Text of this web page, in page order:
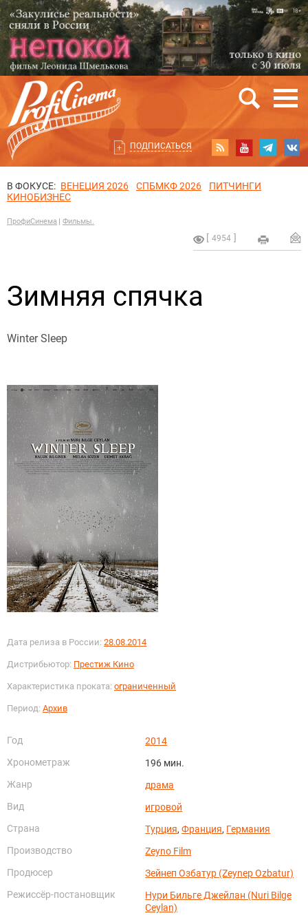
ПОДПИСАТЬСЯ
В ФОКУСЕ: ВЕНЕЦИЯ 2026 СПБМКФ 2026
ПИТЧИНГИ
КИНОБИЗНЕС
ПрофиСинема Фильмы.
4954
Зимняя спячка
Winter Sleep
Дата релиза в России: 28.08.2014
Дистрибьютор: Престиж Кино
Характеристика проката: ограниченный
Период: Архив
Год
2014
Хронометраж
196 мин.
Жанр
драма
Вид
игровой
Страна
Турция,Франция, Германия
Производство
Zeyno Film
Продюсер
Зейнеп Озбатур (Zeynep Ozbatur)
Режиссёр-постановщик
Нури Бильге Джейлан (Nuri Bilge
Ceylan)